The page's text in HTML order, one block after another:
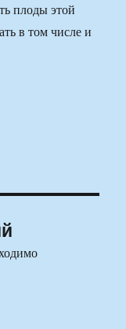
плоды этой
в том числе и